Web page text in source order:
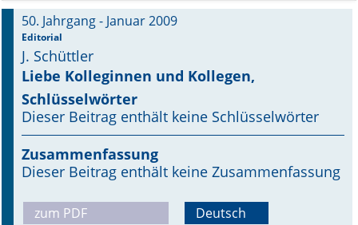
Suche
Aktuelle Ausgabe
Leitlinien
Supplements
Supplements OrphanAnesthesia
50. Jahrgang - Januar 2009
Editorial
J. Schüttler
Liebe Kolleginnen und Kollegen,
Schlüsselwörter
Dieser Beitrag enthält keine Schlüsselwörter
Zusammenfassung
Dieser Beitrag enthält keine Zusammenfassung
zum PDF
Deutsch